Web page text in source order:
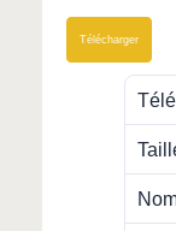
Télécharger